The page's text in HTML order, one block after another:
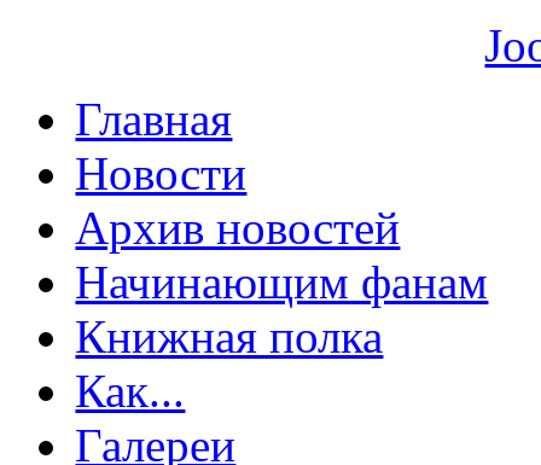
Главная
Новости
Архив новостей
Начинающим фанам
Книжная полка
Как...
Галереи